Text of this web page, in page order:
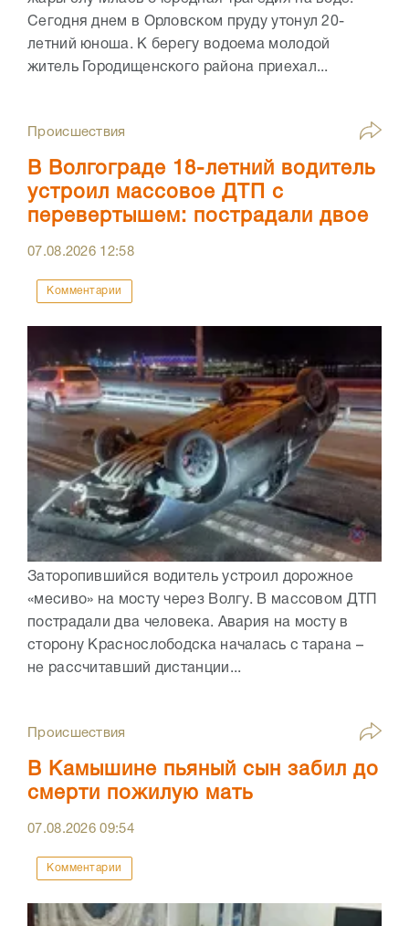
Сегодня днем в Орловском пруду утонул 20-
летний юноша. К берегу водоема молодой
житель Городищенского района приехал...
Происшествия
В Волгограде 18-летний водитель
устроил массовое ДТП с
перевертышем: пострадали двое
07.08.2026 12:58
Комментарии
Заторопившийся водитель устроил дорожное
«месиво» на мосту через Волгу. В массовом ДТП
пострадали два человека. Авария на мосту в
сторону Краснослободска началась с тарана –
не рассчитавший дистанции...
Происшествия
В Камышине пьяный сын забил до
смерти пожилую мать
07.08.202609:54
Комментарии